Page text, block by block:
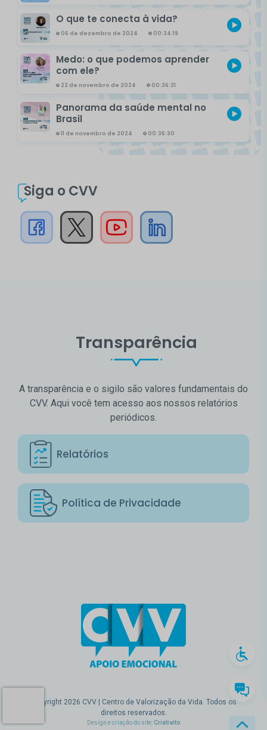
O que te conecta à vida?
06 de dezembro de 2024 00:34:19
Medo: o que podemos aprender
com ele?
22 de novembro de 2024 00:36:31
Panorama da saúde mental no
Brasil
11 de novembro de 2024 00:36:30
Siga o CVV
Transparência
A transparência e o sigilo são valores fundamentais do
CVV. Aqui você tem acesso aos nossos relatórios
periódicos.
Relatórios
Política de Privacidade
Copyright 2026 CVV | Centro de Valorização da Vida. Todos os
direitos reservados.
Design e criação do site:Criativito